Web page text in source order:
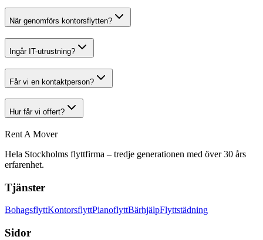
När genomförs kontorsflytten?
Ingår IT-utrustning?
Får vi en kontaktperson?
Hur får vi offert?
Rent A Mover
Hela Stockholms flyttfirma – tredje generationen med över 30 års
erfarenhet.
Tjänster
BohagsflyttKontorsflyttPianoflyttBärhjälpFlyttstädning
Sidor